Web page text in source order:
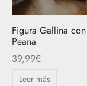
Figura Gallina con
Peana
39,99€
Leer más